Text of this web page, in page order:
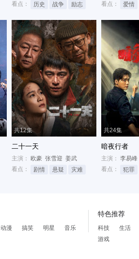
看点：
历史 战争 励志
看点：
爱情
共12集
二十一天
主演： 欧豪 张雪迎 姜武
看点：
剧情 悬疑 灾难
共24集
暗夜行者
主演： 李易峰
看点：
犯罪
动漫 搞笑 明星 音乐
特色推荐
科技
生活
游戏